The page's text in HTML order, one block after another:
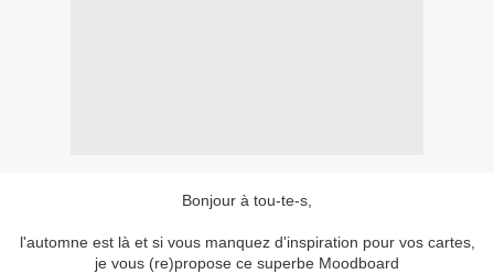
Bonjour à tou-te-s,
l'automne est là et si vous manquez d'inspiration pour vos cartes,
je vous (re)propose ce superbe Moodboard